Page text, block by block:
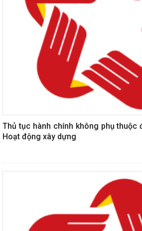
Thủ tục hành chính không phụ thuộc
Hoạt động xây dựng